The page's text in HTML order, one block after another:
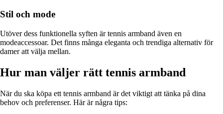
Stil och mode
Utöver dess funktionella syften är tennis armband även en
modeaccessoar. Det finns många eleganta och trendiga alternativ för
damer att välja mellan.
Hur man väljer rätt tennis armband
När du ska köpa ett tennis armband är det viktigt att tänka på dina
behov och preferenser. Här är några tips: